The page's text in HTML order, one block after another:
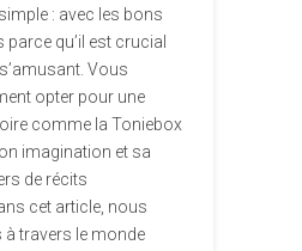
: avec les bons
qu’il est crucial
Vous
opter pour une
comme la Toniebox
imagination et sa
de récits
cet article, nous
travers le monde